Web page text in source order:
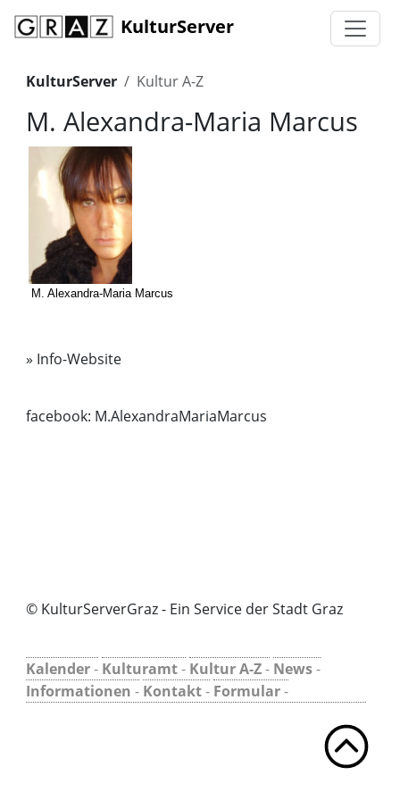
KulturServer
KulturServer Kultur A-Z
M. Alexandra-Maria Marcus
M. Alexandra-Maria Marcus
» Info-Website
facebook: M.AlexandraMariaMarcus
© KulturServerGraz - Ein Service der Stadt Graz
Kalender- Kulturamt- Kultur A-Z- News-
Informationen - Kontakt- Formular-